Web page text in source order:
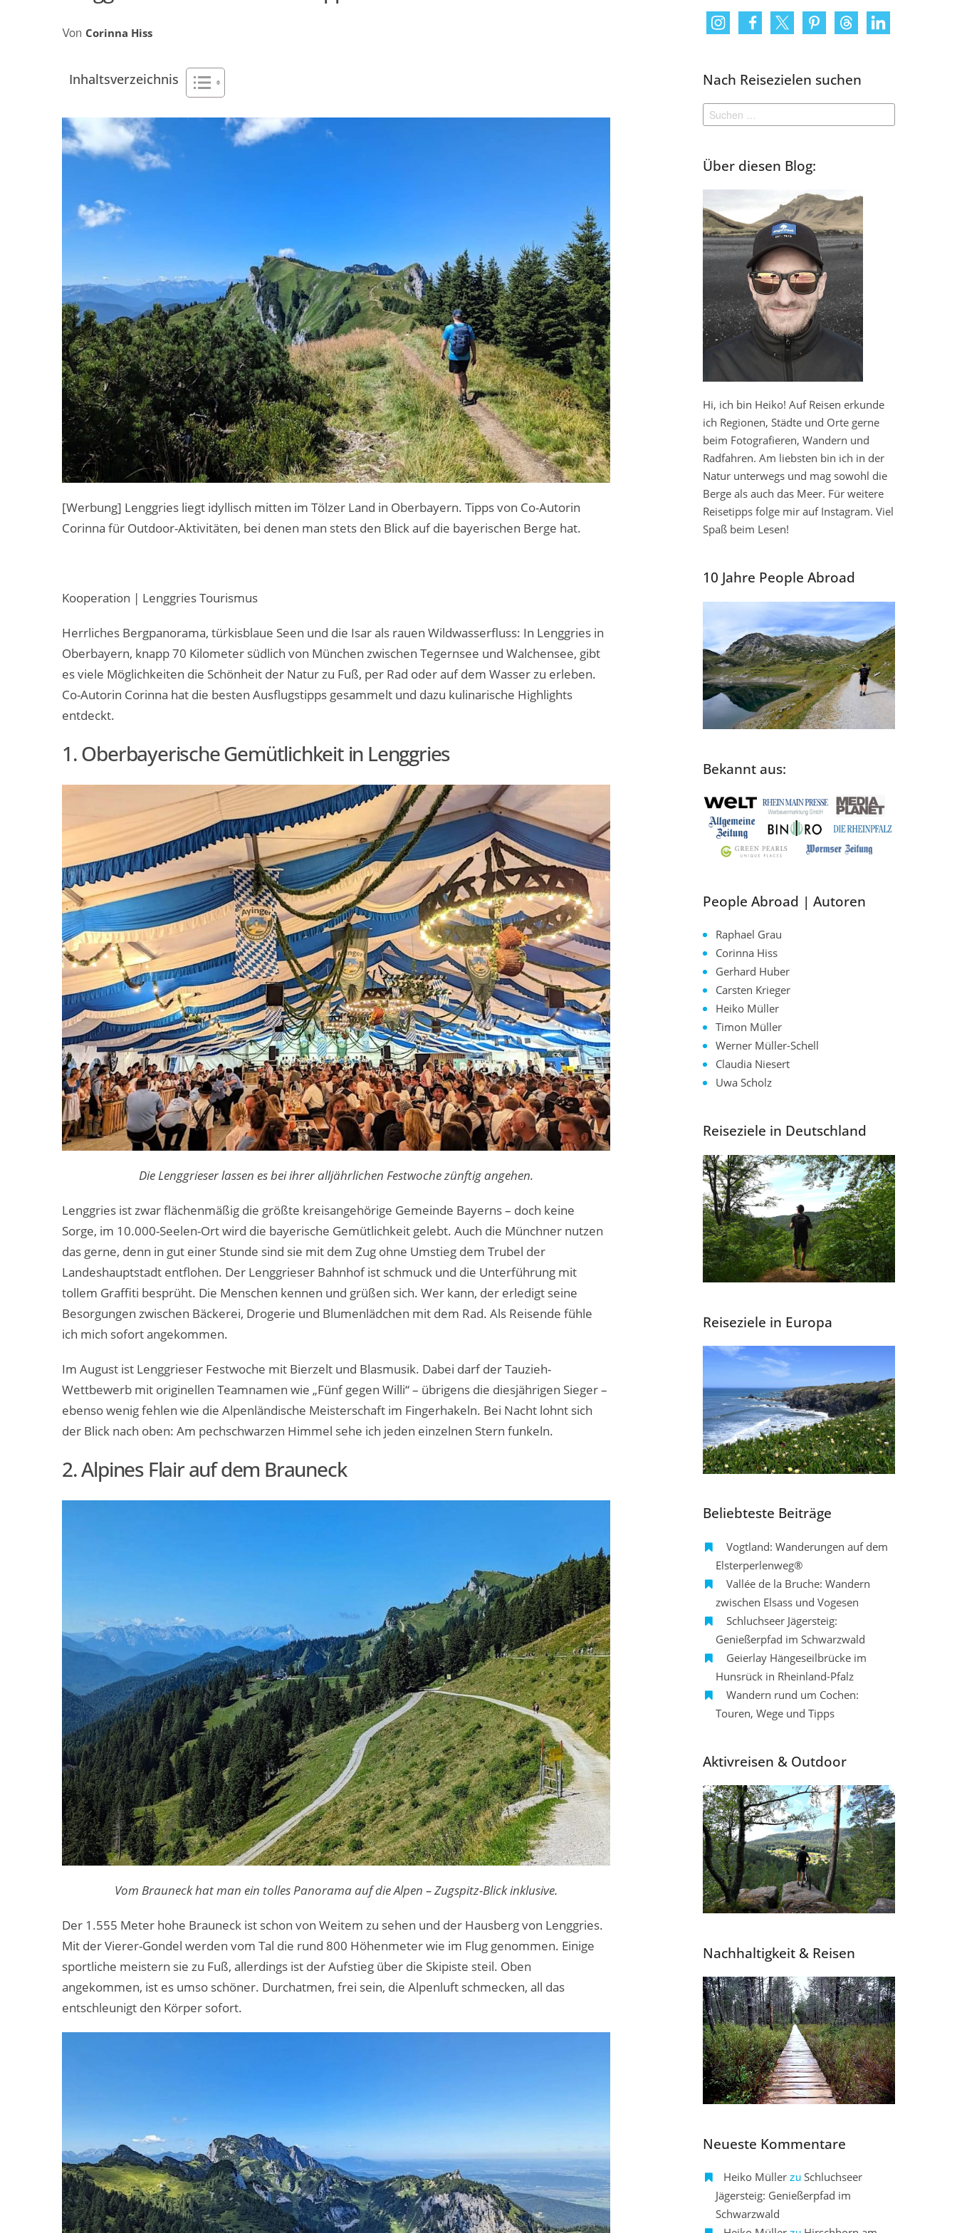
OZEANIEN
Von Corinna Hiss
Inhaltsverzeichnis
[Werbung] Lenggries liegt idyllisch mitten im Tölzer Land in Oberbayern. Tipps von Co-Autorin
Corinna für Outdoor-Aktivitäten, bei denen man stets den Blick auf die bayerischen Berge hat.
Kooperation | Lenggries Tourismus
Herrliches Bergpanorama, türkisblaue Seen und die Isar als rauen Wildwasserfluss: In Lenggries in
Oberbayern, knapp 70 Kilometer südlich von München zwischen Tegernsee und Walchensee, gibt
es viele Möglichkeiten die Schönheit der Natur zu Fuß, per Rad oder auf dem Wasser zu erleben.
Co-Autorin Corinna hat die besten Ausflugstipps gesammelt und dazu kulinarische Highlights
entdeckt.
1. Oberbayerische Gemütlichkeit in Lenggries
Die Lenggrieser lassen es bei ihrer alljährlichen Festwoche zünftig angehen.
Lenggries ist zwar flächenmäßig die größte kreisangehörige Gemeinde Bayerns – doch keine
Sorge, im 10.000-Seelen-Ort wird die bayerische Gemütlichkeit gelebt. Auch die Münchner nutzen
das gerne, denn in gut einer Stunde sind sie mit dem Zug ohne Umstieg dem Trubel der
Landeshauptstadt entflohen. Der Lenggrieser Bahnhof ist schmuck und die Unterführung mit
tollem Graffiti besprüht. Die Menschen kennen und grüßen sich. Wer kann, der erledigt seine
Besorgungen zwischen Bäckerei, Drogerie und Blumenlädchen mit dem Rad. Als Reisende fühle
ich mich sofort angekommen.
Im August ist Lenggrieser Festwoche mit Bierzelt und Blasmusik. Dabei darf der Tauzieh-
Wettbewerb mit originellen Teamnamen wie „Fünf gegen Willi“ – übrigens die diesjährigen Sieger –
ebenso wenig fehlen wie die Alpenländische Meisterschaft im Fingerhakeln. Bei Nacht lohnt sich
der Blick nach oben: Am pechschwarzen Himmel sehe ich jeden einzelnen Stern funkeln.
2. Alpines Flair auf dem Brauneck
Vom Brauneck hat man ein tolles Panorama auf die Alpen – Zugspitz-Blick inklusive.
Der 1.555 Meter hohe Brauneck ist schon von Weitem zu sehen und der Hausberg von Lenggries.
Mit der Vierer-Gondel werden vom Tal die rund 800 Höhenmeter wie im Flug genommen. Einige
sportliche meistern sie zu Fuß, allerdings ist der Aufstieg über die Skipiste steil. Oben
angekommen, ist es umso schöner. Durchatmen, frei sein, die Alpenluft schmecken, all das
entschleunigt den Körper sofort.
Nach Reisezielen suchen
Suchen
nach:
Über diesen Blog:
Hi, ich bin Heiko! Auf Reisen erkunde
ich Regionen, Städte und Orte gerne
beim Fotografieren, Wandern und
Radfahren. Am liebsten bin ich in der
Natur unterwegs und mag sowohl die
Berge als auch das Meer. Für weitere
Reisetipps folge mir auf Instagram. Viel
Spaß beim Lesen!
10 Jahre People Abroad
Bekannt aus:
People Abroad | Autoren
Raphael Grau
Corinna Hiss
Gerhard Huber
Carsten Krieger
Heiko Müller
Timon Müller
Werner Müller-Schell
Claudia Niesert
Uwa Scholz
Reiseziele in Deutschland
Reiseziele in Europa
Beliebteste Beiträge
Vogtland: Wanderungen auf dem
Elsterperlenweg®
Vallée de la Bruche: Wandern
zwischen Elsass und Vogesen
Schluchseer Jägersteig:
Genießerpfad im Schwarzwald
Geierlay Hängeseilbrücke im
Hunsrück in Rheinland-Pfalz
Wandern rund um Cochen:
Touren, Wege und Tipps
Aktivreisen & Outdoor
Nachhaltigkeit & Reisen
Neueste Kommentare
Heiko Müllerzu Schluchseer
Jägersteig: Genießerpfad im
Schwarzwald